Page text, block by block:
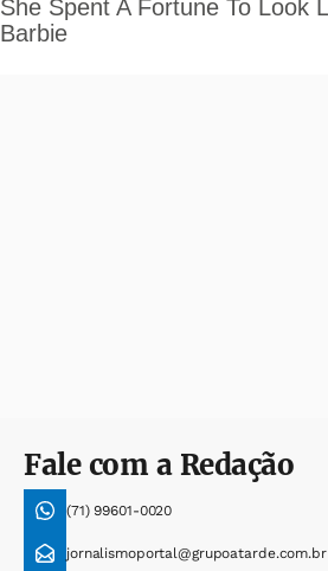
Fale com a Redação
(71) 99601-0020
jornalismoportal@grupoatarde.com.br